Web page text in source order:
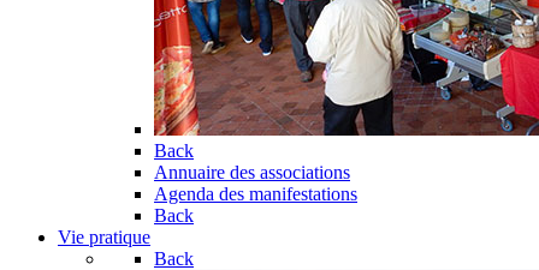
Back
Annuaire des associations
Agenda des manifestations
Back
Vie pratique
Back